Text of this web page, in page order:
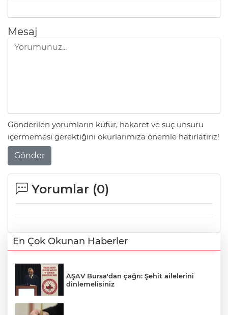
Mesaj
Gönderilen yorumların küfür, hakaret ve suç unsuru
içermemesi gerektiğini okurlarımıza önemle hatırlatırız!
Gönder
Yorumlar (0)
En Çok Okunan Haberler
AŞAV Bursa'dan çağrı: Şehit ailelerini
dinlemelisiniz